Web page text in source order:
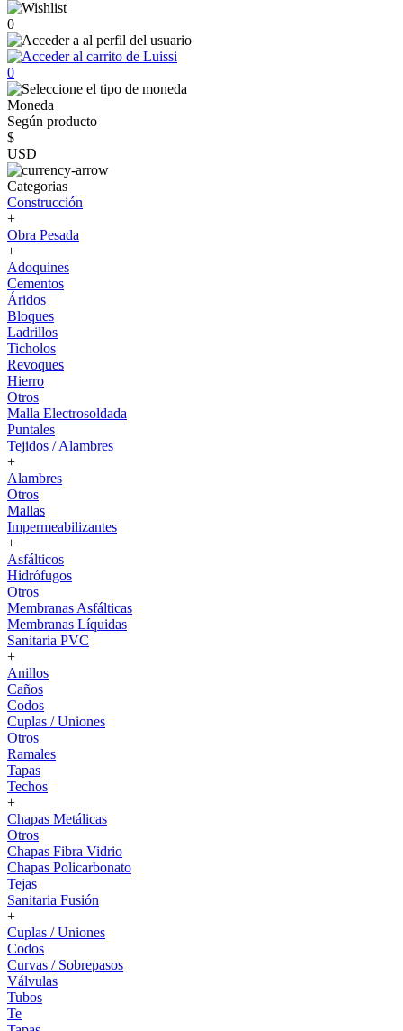
0
0
Moneda
Según producto
$
USD
Categorias
Construcción
+
Obra Pesada
+
Adoquines
Cementos
Áridos
Bloques
Ladrillos
Ticholos
Revoques
Hierro
Otros
Malla Electrosoldada
Puntales
Tejidos / Alambres
+
Alambres
Otros
Mallas
Impermeabilizantes
+
Asfálticos
Hidrófugos
Otros
Membranas Asfálticas
Membranas Líquidas
Sanitaria PVC
+
Anillos
Caños
Codos
Cuplas / Uniones
Otros
Ramales
Tapas
Techos
+
Chapas Metálicas
Otros
Chapas Fibra Vidrio
Chapas Policarbonato
Tejas
Sanitaria Fusión
+
Cuplas / Uniones
Codos
Curvas / Sobrepasos
Válvulas
Tubos
Te